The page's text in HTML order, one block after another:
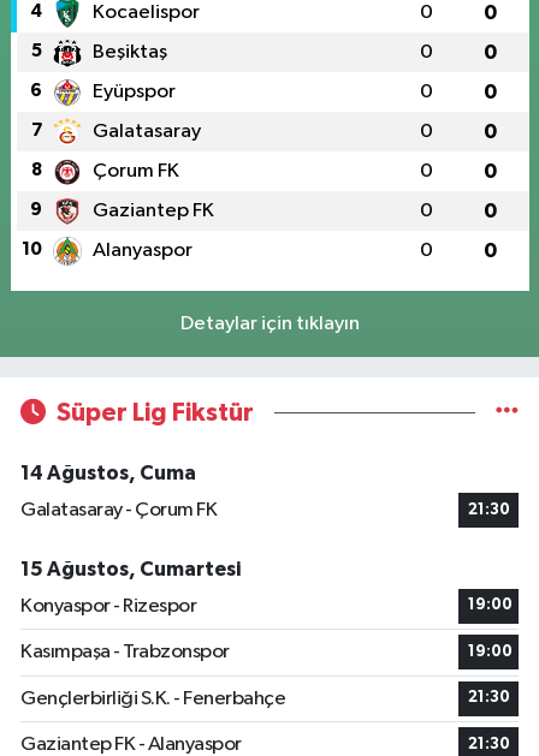
4 Kocaelispor 0 0
5 Beşiktaş 0 0
6 Eyüpspor 0 0
7 Galatasaray 0 0
8 Çorum FK 0 0
9 Gaziantep FK 0 0
10 Alanyaspor 0 0
Detaylar için tıklayın
Süper Lig Fikstür
14 Ağustos, Cuma
Galatasaray - Çorum FK
21:30
15 Ağustos, Cumartesi
Konyaspor - Rizespor
19:00
Kasımpaşa - Trabzonspor 19:00
Gençlerbirliği S.K. - Fenerbahçe 21:30
Gaziantep FK - Alanyaspor 21:30